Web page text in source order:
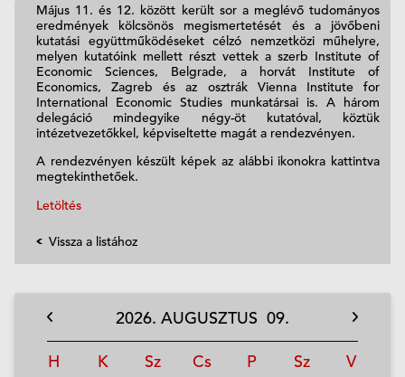
Május 11. és 12. között került sor a meglévő tudományos
eredmények kölcsönös megismertetését és a jövőbeni
kutatási együttműködéseket célzó nemzetközi műhelyre,
melyen kutatóink mellett részt vettek a szerb Institute of
Economic Sciences, Belgrade, a horvát Institute of
Economics, Zagreb és az osztrák Vienna Institute for
International Economic Studies munkatársai is. A három
delegáció mindegyike négy-öt kutatóval, köztük
intézetvezetőkkel, képviseltette magát a rendezvényen.
A rendezvényen készült képek az alábbi ikonokra kattintva
megtekinthetőek.
Letöltés
Vissza a listához
2026. AUGUSZTUS 09.
H K Sz Cs P Sz V